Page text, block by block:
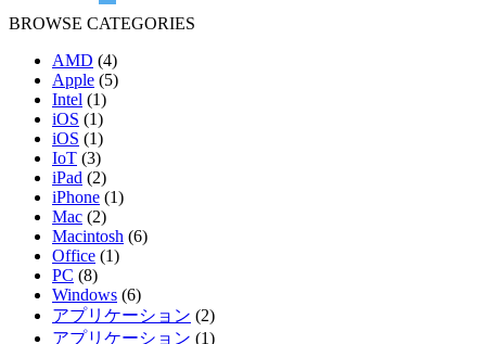
BROWSE CATEGORIES
AMD (4)
Apple (5)
Intel (1)
iOS (1)
iOS (1)
IoT (3)
iPad (2)
iPhone (1)
Mac (2)
Macintosh (6)
Office (1)
PC (8)
Windows (6)
アプリケーション (2)
アプリケーション (1)